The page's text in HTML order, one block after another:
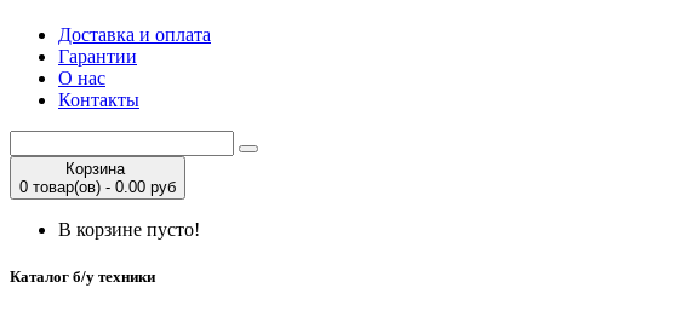
Доставка и оплата
Гарантии
О нас
Контакты
Корзина
0 товар(ов) - 0.00 руб
В корзине пусто!
Каталог б/у техники